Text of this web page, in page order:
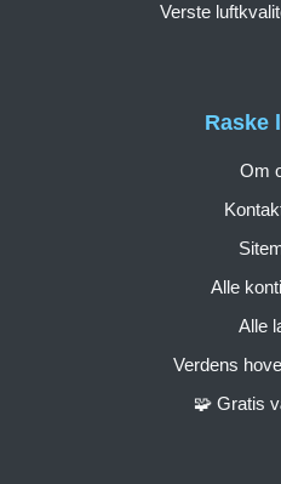
Raske
Om
Alle
Alle
Verdens
🧩 Gratis
Verste